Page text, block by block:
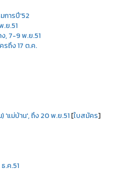
การปี'52
.ย.51
, 7-9 พ.ย.51
ถึง 17 ต.ค.
'แม่บ้าน', ถึง 20 พ.ย.51[ใบสมัคร]
.ค.51